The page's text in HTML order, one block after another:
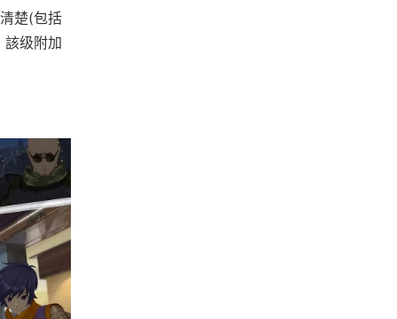
楚(包括
該级附加